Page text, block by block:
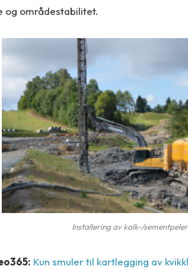
og områdestabilitet.
Installering av kalk-/
Kun smuler til kartlegging av